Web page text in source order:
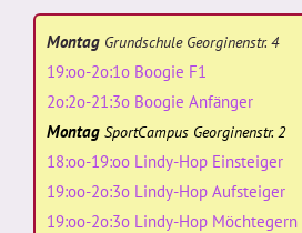
Montag Grundschule Georginenstr. 4
19:oo-2o:1o Boogie F1
2o:2o-21:3o Boogie Anfänger
Montag SportCampus Georginenstr. 2
18:oo-19:oo Lindy-Hop Einsteiger
19:oo-2o:3o Lindy-Hop Aufsteiger
19:oo-2o:3o Lindy-Hop Möchtegern